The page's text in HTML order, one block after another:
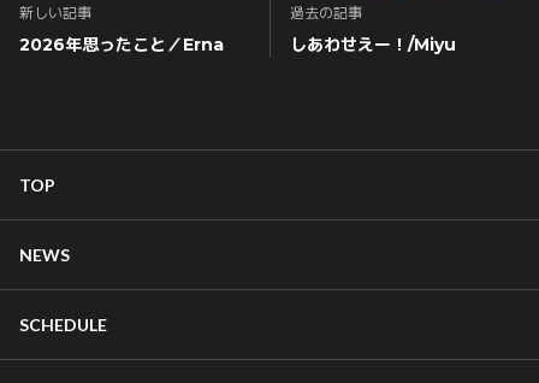
新しい記事
2026年思ったこと／Erna
過去の記事
しあわせえー！/Miyu
TOP
NEWS
SCHEDULE